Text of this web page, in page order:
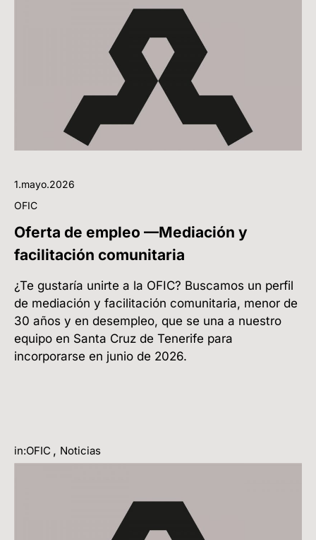
1.mayo.2026
OFIC
Oferta de empleo —Mediación y
facilitación comunitaria
¿Te gustaría unirte a la OFIC? Buscamos un perfil
de mediación y facilitación comunitaria, menor de
30 años y en desempleo, que se una a nuestro
equipo en Santa Cruz de Tenerife para
incorporarse en junio de 2026.
in:OFIC , Noticias